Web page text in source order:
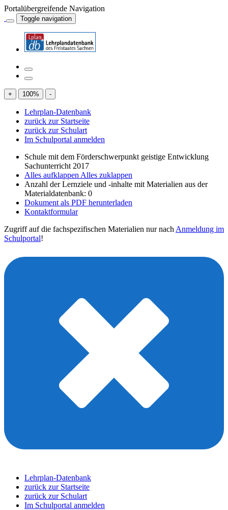
Portalübergreifende Navigation
Toggle navigation
+ 100% -
Lehrplan-Datenbank
zurück zur Startseite
zurück zur Schulart
Im Schulportal anmelden
Schule mit dem Förderschwerpunkt geistige Entwicklung
Sachunterricht 2017
Alles aufklappen Alles zuklappen
Anzahl der Lernziele und -inhalte mit Materialien aus der
Materialdatenbank: 0
Dokument als PDF herunterladen
Kontaktformular
Zugriff auf die fachspezifischen Materialien nur nach Anmeldung im
Schulportal!
Lehrplan-Datenbank
zurück zur Startseite
zurück zur Schulart
Im Schulportal anmelden